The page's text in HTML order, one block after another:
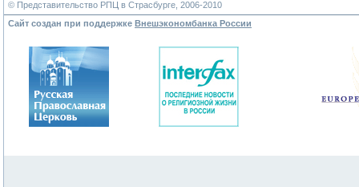
© Представительство РПЦ в Страсбурге, 2006-2010
Сайт создан при поддержке Внешэкономбанка России